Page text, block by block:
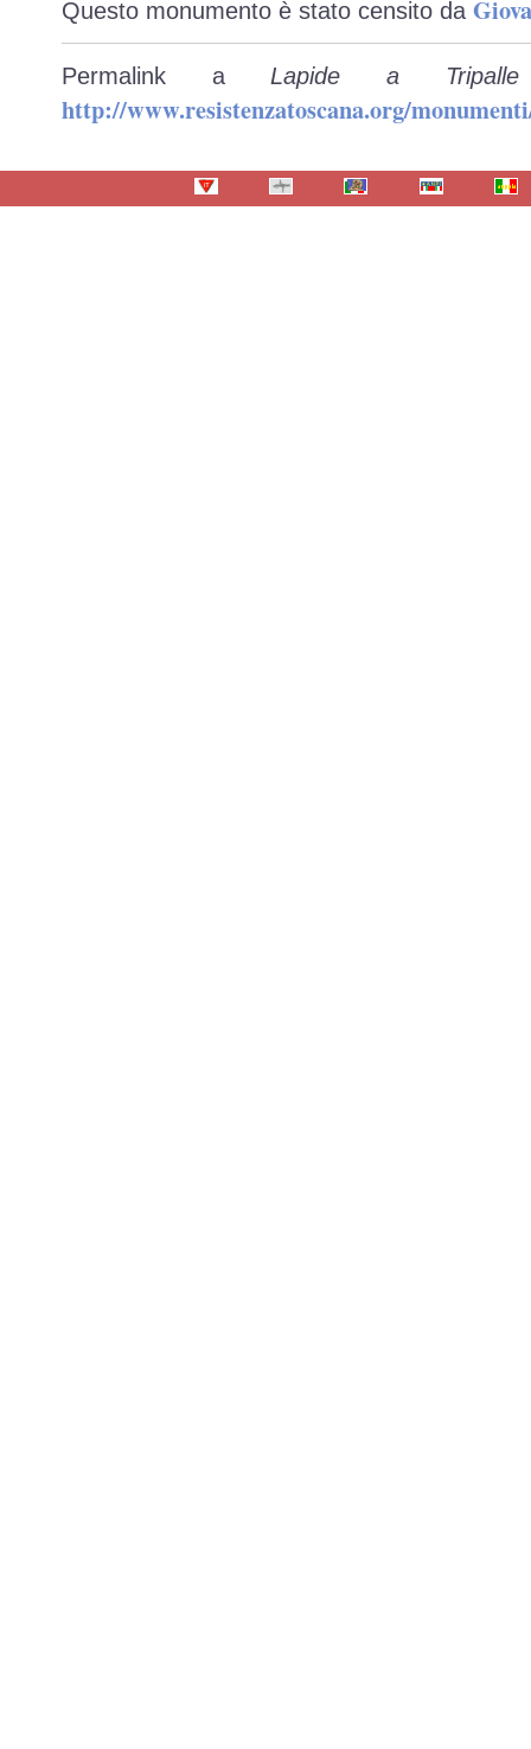
Questo monumento è stato censito da
Permalink a Lapide a
http://www.resistenzatoscana.org/